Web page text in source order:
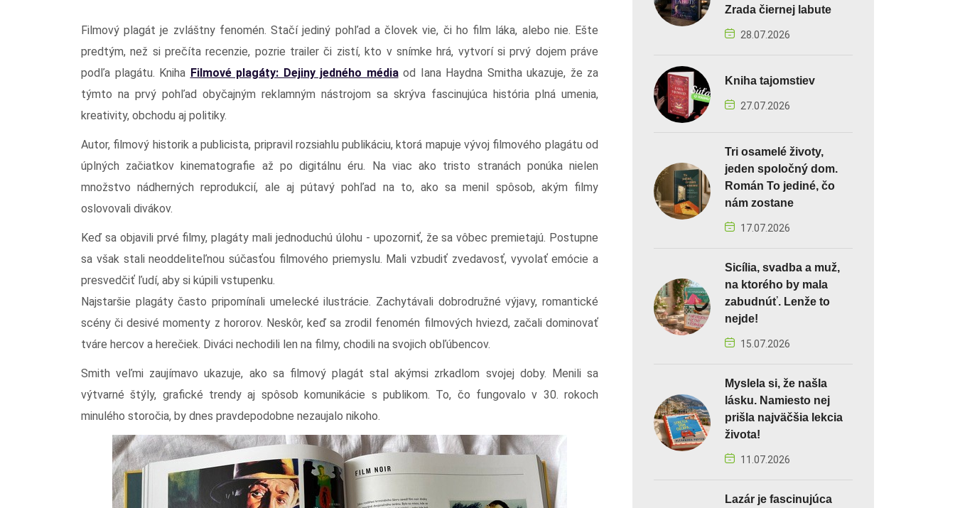
Filmový plagát je zvláštny fenomén. Stačí jediný pohľad a človek vie, či ho film láka, alebo nie. Ešte
predtým, než si prečíta recenzie, pozrie trailer či zistí, kto v snímke hrá, vytvorí si prvý dojem práve
podľa plagátu. Kniha Filmové plagáty: Dejiny jedného médiaod Iana Haydna Smitha ukazuje, že za
týmto na prvý pohľad obyčajným reklamným nástrojom sa skrýva fascinujúca história plná umenia,
kreativity, obchodu aj politiky.
Autor, filmový historik a publicista, pripravil rozsiahlu publikáciu, ktorá mapuje vývoj filmového plagátu od
úplných začiatkov kinematografie až po digitálnu éru. Na viac ako tristo stranách ponúka nielen
množstvo nádherných reprodukcií, ale aj pútavý pohľad na to, ako sa menil spôsob, akým filmy
oslovovali divákov.
Keď sa objavili prvé filmy, plagáty mali jednoduchú úlohu - upozorniť, že sa vôbec premietajú. Postupne
sa však stali neoddeliteľnou súčasťou filmového priemyslu. Mali vzbudiť zvedavosť, vyvolať emócie a
presvedčiť ľudí, aby si kúpili vstupenku.
Najstaršie plagáty často pripomínali umelecké ilustrácie. Zachytávali dobrodružné výjavy, romantické
scény či desivé momenty z hororov. Neskôr, keď sa zrodil fenomén filmových hviezd, začali dominovať
tváre hercov a herečiek. Diváci nechodili len na filmy, chodili na svojich obľúbencov.
Smith veľmi zaujímavo ukazuje, ako sa filmový plagát stal akýmsi zrkadlom svojej doby. Menili sa
výtvarné štýly, grafické trendy aj spôsob komunikácie s publikom. To, čo fungovalo v 30. rokoch
minulého storočia, by dnes pravdepodobne nezaujalo nikoho.
Zrada čiernej labute
28.07.2026
Kniha tajomstiev
27.07.2026
Tri osamelé životy,
jeden spoločný dom.
Román To jediné, čo
nám zostane
17.07.2026
Sicília, svadba a muž,
na ktorého by mala
zabudnúť. Lenže to
nejde!
15.07.2026
Myslela si, že našla
lásku. Namiesto nej
prišla najväčšia lekcia
života!
11.07.2026
Lazár je fascinujúca